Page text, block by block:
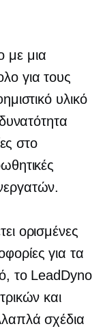
με μια
για τους
υλικό
στο
ορισμένες
για τα
το LeadDyno
και
σχέδια